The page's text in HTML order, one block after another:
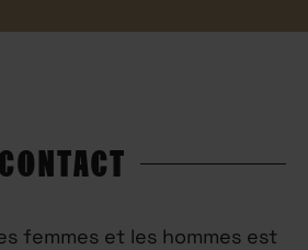
femmes et les hommes est